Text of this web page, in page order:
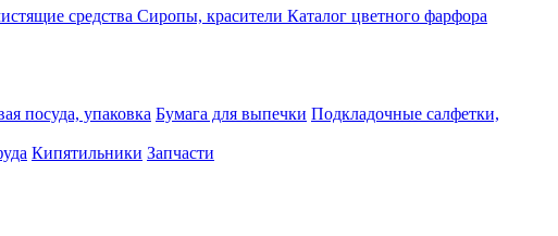
средства Сиропы, красители Каталог цветного фарфора
посуда, упаковка Бумага для выпечки Подкладочные салфетки,
Кипятильники Запчасти